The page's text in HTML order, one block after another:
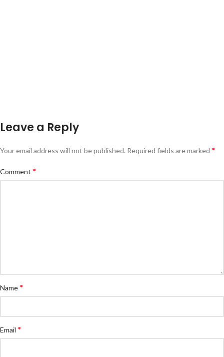
Leave a Reply
Your email address will not be published. Required fields are marked *
Comment *
Name*
Email *